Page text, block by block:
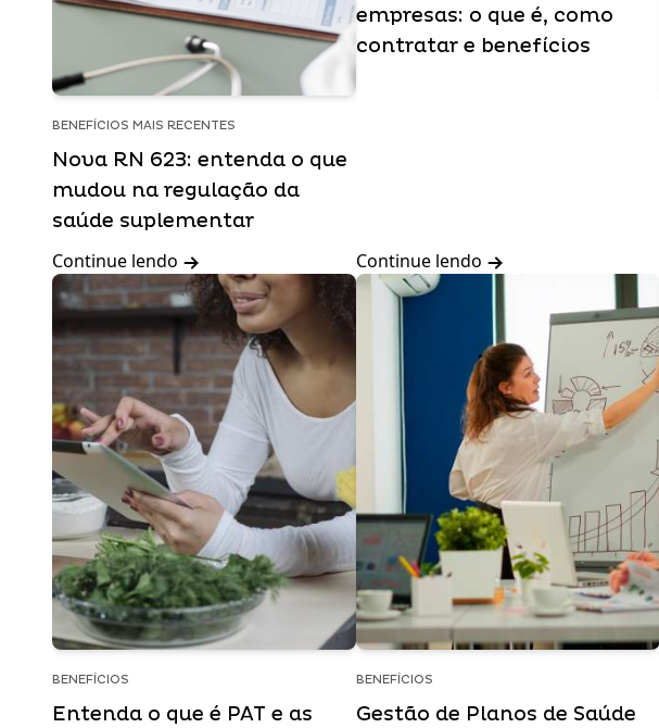
BENEFÍCIOS MAIS RECENTES
Nova RN 623: entenda o que
mudou na regulação da
saúde suplementar
Continue lendo
empresas: o que é, como
contratar e benefícios
Continue lendo
BENEFÍCIOS
Entenda o que é PAT e as
BENEFÍCIOS
Gestão de Planos de Saúde